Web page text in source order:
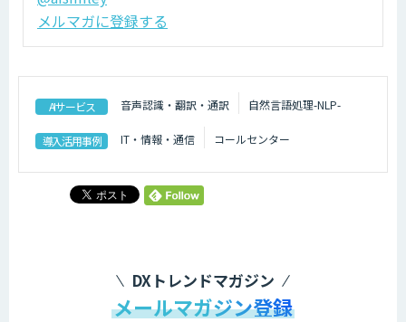
メルマガに登録する
AIサービス 音声認識・翻訳・通訳 自然言語処理-NLP-
導入活用事例 IT・情報・通信 コールセンター
DXトレンドマガジン
メールマガジン登録